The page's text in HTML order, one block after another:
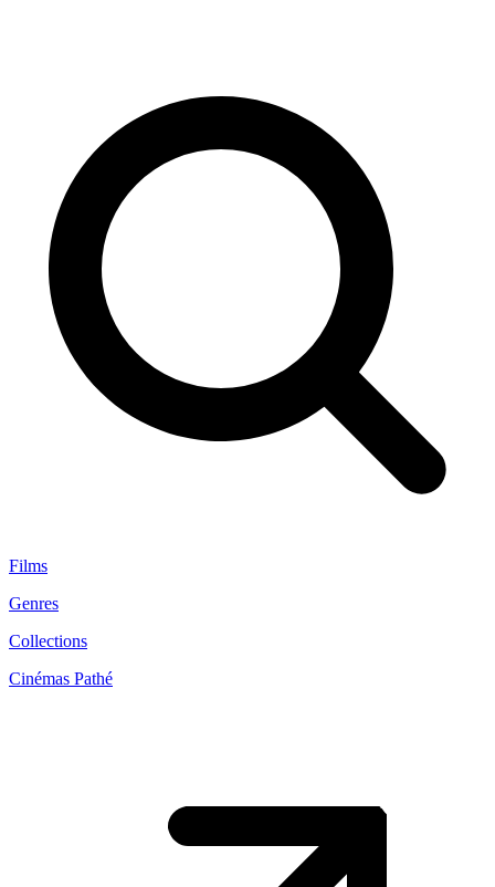
Films
Genres
Collections
Cinémas Pathé